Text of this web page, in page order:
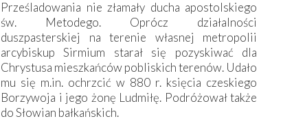
Prześladowania nie złamały ducha apostolskiego
św. Metodego. Oprócz działalności
duszpasterskiej na terenie własnej metropolii
arcybiskup Sirmium starał się pozyskiwać dla
Chrystusa mieszkańców pobliskich terenów. Udało
mu się m.in. ochrzcić w 880 r. księcia czeskiego
Borzywoja i jego żonę Ludmiłę. Podróżował także
do Słowian bałkańskich.